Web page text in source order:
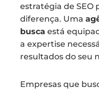
estratégia de SEO
diferença. Uma
busca está
a expertise
resultados do seu
Empresas que